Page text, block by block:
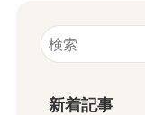
新着記事